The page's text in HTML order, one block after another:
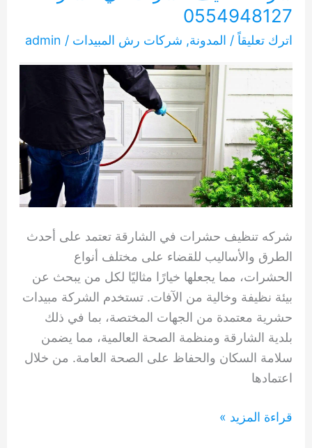
0554948127
0554948127
اترك تعليقاً / المدونة, شركات رش المبيدات /
admin
شركه تنظيف حشرات في الشارقة تعتمد على أحدث
الطرق والأساليب للقضاء على مختلف أنواع
الحشرات، مما يجعلها خيارًا مثاليًا لكل من يبحث عن
بيئة نظيفة وخالية من الآفات. تستخدم الشركة مبيدات
حشرية معتمدة من الجهات المختصة، بما في ذلك
بلدية الشارقة ومنظمة الصحة العالمية، مما يضمن
سلامة السكان والحفاظ على الصحة العامة. من خلال
اعتمادها
شركه
قراءة المزيد »